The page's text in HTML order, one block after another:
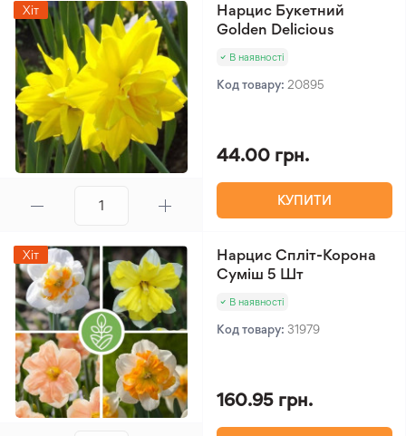
Хіт
Нарцис Букетний
Golden Delicious
В наявності
Код товару: 20895
44.00 грн.
КУПИТИ
Хіт
Нарцис Спліт-Корона
Суміш 5 Шт
В наявності
Код товару: 31979
160.95 грн.